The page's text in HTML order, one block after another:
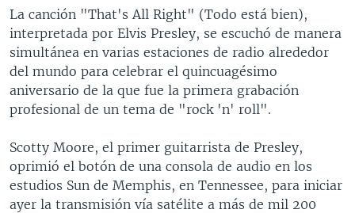
principal
Salte
búsqueda
VOA VERIFICA AMÉRICA LATINA
BOLIVIA
COLOMBIA
CHILE
PERÚ
ECUADOR
VENEZUELA
BRASIL
CENTROAMÉRICA
COSTA RICA
EL SALVADOR
GUATEMALA
HONDURAS
NICARAGUA
OTRAS SECCIONES
INMIGRACIÓN
LIBERTAD DE PRENSA
MUNDO
ECONOMÍA
ENTRETENIMIENTO Y CULTURA
ESPECIALES DE LA VOA
LIBERTAD DE PRENSA
UCRANIA
MULTIMEDIA
VIDEOS
PROGRAMAS TV
La canción "That's All Right" (Todo está bien),
interpretada por Elvis Presley, se escuchó de manera
simultánea en varias estaciones de radio alrededor
del mundo para celebrar el quincuagésimo
aniversario de la que fue la primera grabación
profesional de un tema de "rock 'n' roll".
Scotty Moore, el primer guitarrista de Presley,
oprimió el botón de una consola de audio en los
estudios Sun de Memphis, en Tennessee, para iniciar
ayer la transmisión vía satélite a más de mil 200